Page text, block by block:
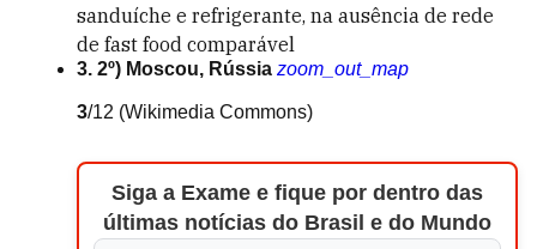
sanduíche e refrigerante, na ausência de rede
de fast food comparável
3. 2º) Moscou, Rússia zoom_out_map
3/12 (Wikimedia Commons)
Siga a Exame e fique por dentro das
últimas notícias do Brasil e do Mundo